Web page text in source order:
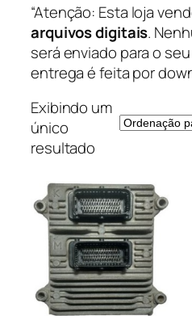
“Atenção: Esta loja
arquivos digitais.
será enviado para o
entrega é feita por
Exibindo um
único
resultado